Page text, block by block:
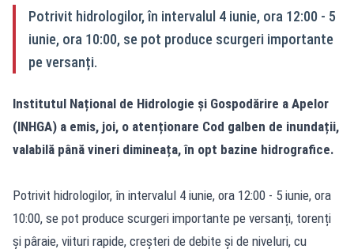
Potrivit hidrologilor, în intervalul 4 iunie, ora 12:00 - 5
iunie, ora 10:00, se pot produce scurgeri importante
pe versanți.
Institutul Național de Hidrologie și Gospodărire a Apelor
(INHGA) a emis, joi, o atenționare Cod galben de inundații,
valabilă până vineri dimineața, în opt bazine hidrografice.
Potrivit hidrologilor, în intervalul 4 iunie, ora 12:00 - 5 iunie, ora
10:00, se pot produce scurgeri importante pe versanți, torenți
și pâraie, viituri rapide, creșteri de debite și de niveluri, cu